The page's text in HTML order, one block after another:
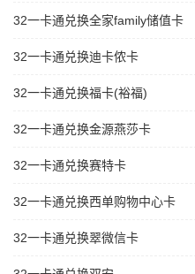
32一卡通兑换全家family储值卡
32一卡通兑换迪卡侬卡
32一卡通兑换福卡(裕福)
32一卡通兑换金源燕莎卡
32一卡通兑换赛特卡
32一卡通兑换西单购物中心卡
32一卡通兑换翠微信卡